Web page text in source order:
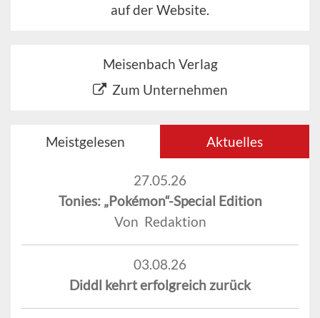
auf der Website.
Meisenbach Verlag
Zum Unternehmen
Meistgelesen Aktuelles
27.05.26
Tonies: „Pokémon“-Special Edition
Von Redaktion
03.08.26
Diddl kehrt erfolgreich zurück